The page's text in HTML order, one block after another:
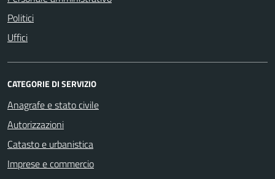
Politici
Uffici
CATEGORIE DI SERVIZIO
Anagrafe e stato civile
Autorizzazioni
Catasto e urbanistica
Imprese e commercio